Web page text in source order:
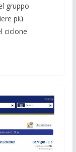
gruppo
più
ciclone